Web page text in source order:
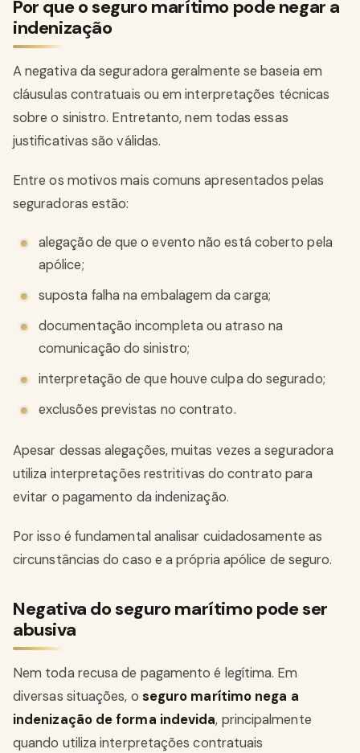
Por que o seguro marítimo pode negar a
indenização
A negativa da seguradora geralmente se baseia em
cláusulas contratuais ou em interpretações técnicas
sobre o sinistro. Entretanto, nem todas essas
justificativas são válidas.
Entre os motivos mais comuns apresentados pelas
seguradoras estão:
alegação de que o evento não está coberto pela
apólice;
suposta falha na embalagem da carga;
documentação incompleta ou atraso na
comunicação do sinistro;
interpretação de que houve culpa do segurado;
exclusões previstas no contrato.
Apesar dessas alegações, muitas vezes a seguradora
utiliza interpretações restritivas do contrato para
evitar o pagamento da indenização.
Por isso é fundamental analisar cuidadosamente as
circunstâncias do caso e a própria apólice de seguro.
Negativa do seguro marítimo pode ser
abusiva
Nem toda recusa de pagamento é legítima. Em
diversas situações, o seguro marítimo nega a
indenização de forma indevida, principalmente
quando utiliza interpretações contratuais